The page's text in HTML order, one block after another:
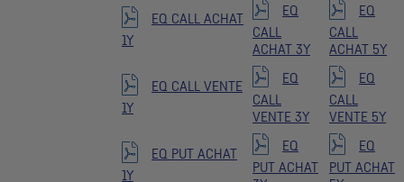
EQ CALL ACHAT
1Y
EQ
CALL
ACHAT 3Y
EQ
CALL
ACHAT 5Y
EQ CALL VENTE
1Y
EQ
CALL
VENTE 3Y
EQ
CALL
VENTE 5Y
EQ PUT ACHAT
1Y
EQ
PUT ACHAT
EQ
PUT ACHAT